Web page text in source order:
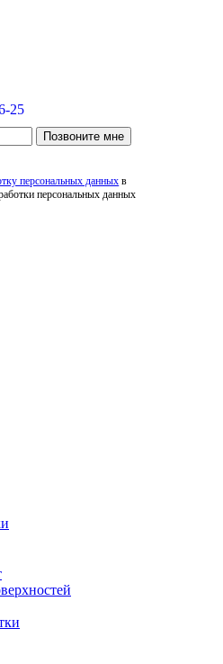
25
Позвоните мне
персональных данных в
персональных данных